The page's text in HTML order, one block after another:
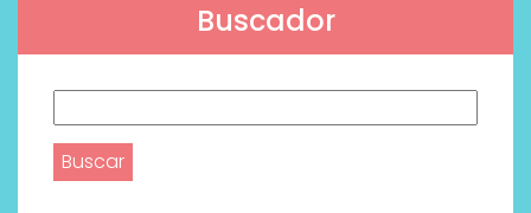
Buscador